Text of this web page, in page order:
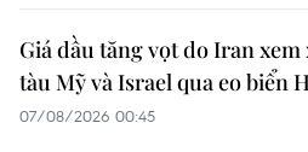
Giá dầu tăng vọt do Iran xem
tàu Mỹ và Israel qua eo biển
07/08/2026 00:45